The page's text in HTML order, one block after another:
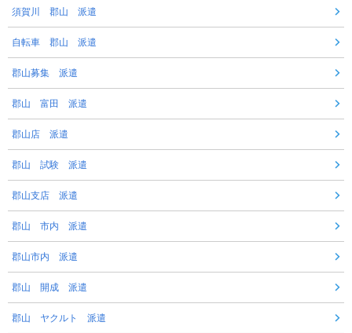
須賀川 郡山 派遣
自転車 郡山 派遣
郡山募集 派遣
郡山 富田 派遣
郡山店 派遣
郡山 試験 派遣
郡山支店 派遣
郡山 市内 派遣
郡山市内 派遣
郡山 開成 派遣
郡山 ヤクルト 派遣